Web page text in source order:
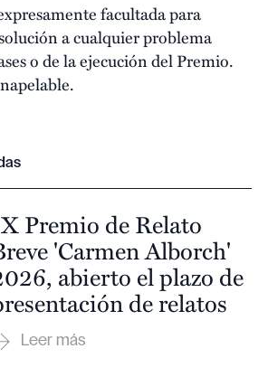
facultada para
a cualquier problema
o de la ejecución del Premio.
Premio de Relato
'Carmen Alborch'
abierto el plazo de
de relatos